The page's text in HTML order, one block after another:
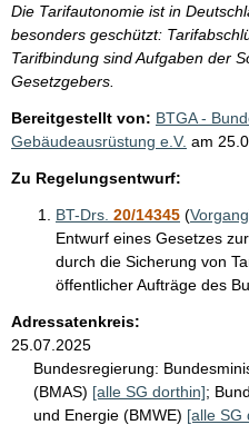
Die Tarifautonomie ist in
besonders geschützt:
Tarifbindung sind Aufgaben der
Gesetzgebers.
Bereitgestellt von: BTGA -
Gebäudeausrüstung e.V. am
Zu Regelungsentwurf:
BT-Drs. 20/14345 (Vorgang
Entwurf eines Gesetzes
durch die Sicherung von
öffentlicher Aufträge des
Adressatenkreis:
25.07.2025
Bundesregierung:
(BMAS) [alle SG dorthin];
und Energie (BMWE) [alle SG